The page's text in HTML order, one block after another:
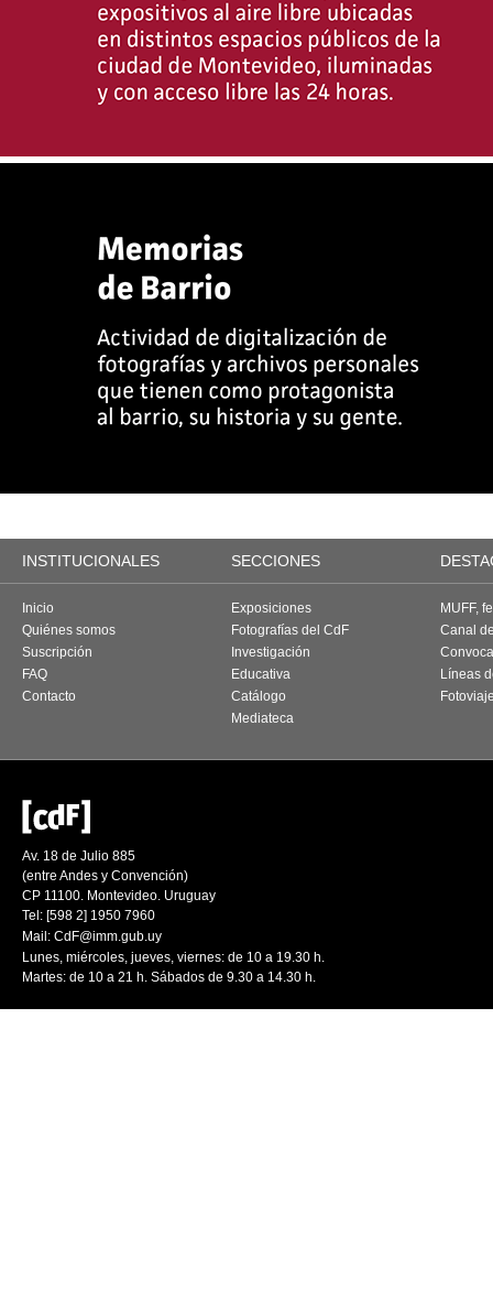
INSTITUCIONALES SECCIONES
Inicio
Quiénes somos
Suscripción
FAQ
Contacto
Exposiciones
Fotografías del CdF
Investigación
Educativa
Catálogo
Mediateca
MUFF,
Canal
Líneas
Av. 18 de Julio 885
(entre Andes y Convención)
CP 11100. Montevideo. Uruguay
Tel: [598 2] 1950 7960
Mail: CdF@imm.gub.uy
Lunes, miércoles, jueves, viernes: de 10 a 19.30 h.
Martes: de 10 a 21 h. Sábados de 9.30 a 14.30 h.